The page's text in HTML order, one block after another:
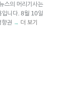
스의 머리기사는
입니다. 8월 10일
권 → 더 보기